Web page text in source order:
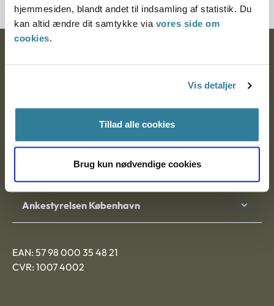
hjemmesiden, blandt andet til indsamling af statistik. Du
kan altid ændre dit samtykke via vores side om
cookies.
Vis detaljer
Tillad alle cookies
Brug kun nødvendige cookies
Nytorv 7, 2. sal
Ankestyrelsen Aalborg
Ankestyrelsen København
EAN: 57 98 000 35 48 21
CVR: 1007 4002